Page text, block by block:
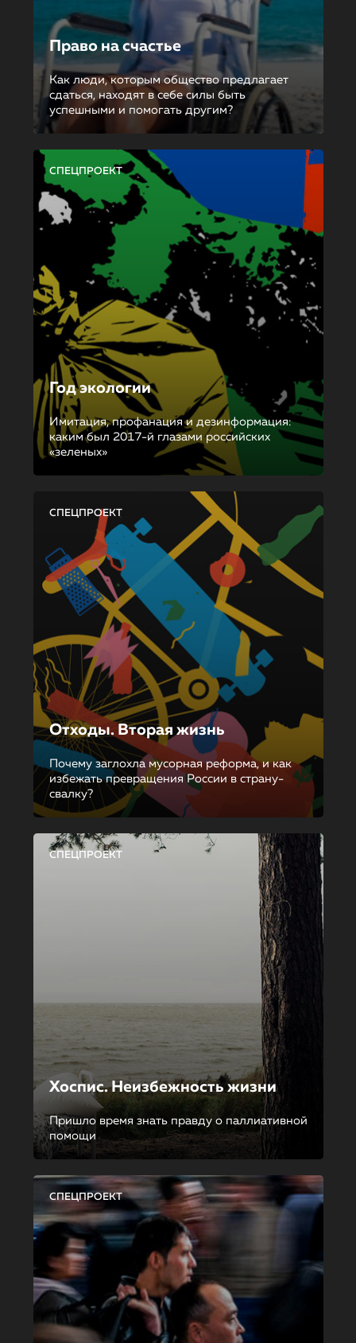
Право на счастье
Как люди, которым общество предлагает
сдаться, находят в себе силы быть
успешными и помогать другим?
СПЕЦПРОЕКТ
Год экологии
Имитация, профанация и дезинформация:
каким был 2017-й глазами российских
«зеленых»
СПЕЦПРОЕКТ
Отходы. Вторая жизнь
Почему заглохла мусорная реформа, и как
избежать превращения России в страну-
свалку?
СПЕЦПРОЕКТ
Хоспис. Неизбежность жизни
Пришло время знать правду о паллиативной
помощи
СПЕЦПРОЕКТ